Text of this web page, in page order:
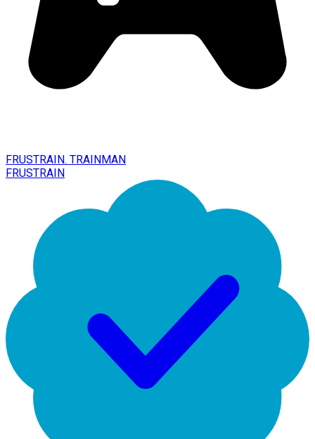
FRUSTRAIN. TRAINMAN
FRUSTRAIN